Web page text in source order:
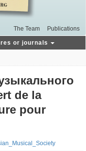
The Team Publications
or journals
de la
pour